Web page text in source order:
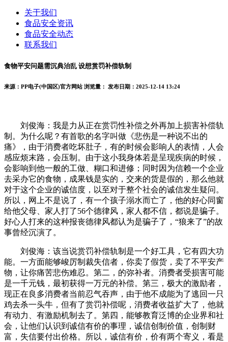
关于我们
食品安全资讯
食品安全动态
联系我们
食物平安问题需沉典治乱 设想赏罚补偿轨制
来源：PP电子(中国区)官方网站 浏览量： 发布日期：2025-12-14 13:24
刘俊海：我是力从正在赏罚性补偿之外再加上损害补偿轨
制。为什么呢？有首歌的名字叫做《悲伤是一种说不出的
痛》，由于消费者吃坏肚子，有的时候会影响人的表情，人会
感应烦末路，会压制。由于这小我身体若是呈现疾病的时候，
会影响到他一般的工做、糊口和进修；同时因为信赖一个企业
去采办它的食物，成果钱是实的，交来的货是假的，那么他就
对于这个企业的诚信度，以至对于整个社会的诚信发生疑问。
所以，网上不是说了，有一个孩子溺水而亡了，他的好心同窗
给他父母、家人打了56个德律风，家人都不信，都说是骗子。
好心人打来的这种报丧德律风都认为是骗子了，“狼来了”的故
事曾经沉演了。
刘俊海：该当说赏罚补偿轨制是一个好工具，它有四大功
能。一方面能够峻厉制裁失信者，你卖了假货，卖了不平安产
物，让你痛苦悲伤难忍。第二，的弥补者。消费者受损害可能
是一千元钱，最初获得一万元的补偿。第三，极大的激励者，
现正在良多消费者当前忍气吞声，由于他不成能为了逃回一只
鸡去杀一头牛，但有了赏罚补偿呢，消费者收益扩大了，他就
有动力、有激励机制去了。第四，能够教育泛博的企业界和社
会，让他们认识到诚信有价的事理，诚信创制价值，创制财
富，失信要付出价格。所以，诚信有价，价有两个寄义，看是